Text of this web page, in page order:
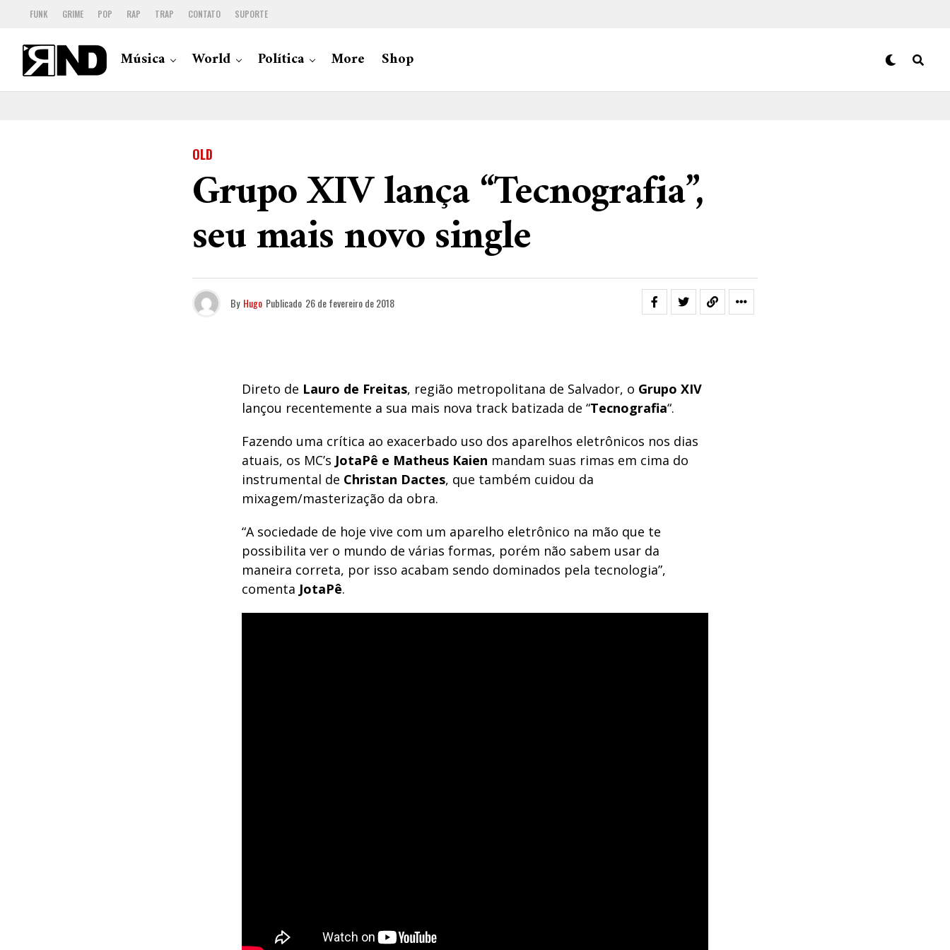
FUNK GRIME POP RAP TRAP CONTATO SUPORTE
Música World Política More Shop
OLD
Grupo XIV lança “Tecnografia”,
seu mais novo single
By Hugo Publicado 26 de fevereiro de 2018
Direto de Lauro de Freitas, região metropolitana de Salvador, o Grupo XIV
lançou recentemente a sua mais nova track batizada de “Tecnografia“.
Fazendo uma crítica ao exacerbado uso dos aparelhos eletrônicos nos dias
atuais, os MC’s JotaPê e Matheus Kaien mandam suas rimas em cima do
instrumental de Christan Dactes, que também cuidou da
mixagem/masterização da obra.
“A sociedade de hoje vive com um aparelho eletrônico na mão que te
possibilita ver o mundo de várias formas, porém não sabem usar da
maneira correta, por isso acabam sendo dominados pela tecnologia”,
comenta JotaPê.